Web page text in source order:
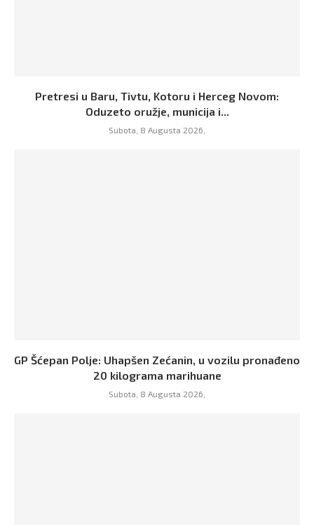
Pretresi u Baru, Tivtu, Kotoru i Herceg Novom:
Oduzeto oružje, municija i...
Subota, 8 Augusta 2026,
GP Šćepan Polje: Uhapšen Zećanin, u vozilu pronađeno
20 kilograma marihuane
Subota, 8 Augusta 2026,